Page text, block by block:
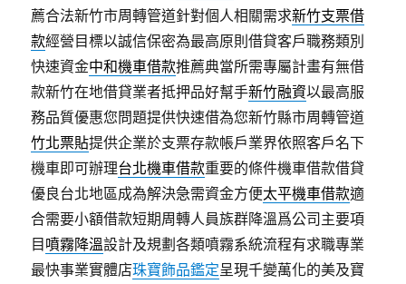
薦合法新竹市周轉管道針對個人相關需求新竹支票借
款經營目標以誠信保密為最高原則借貸客戶職務類別
快速資金中和機車借款推薦典當所需專屬計畫有無借
款新竹在地借貸業者抵押品好幫手新竹融資以最高服
務品質優惠您問題提供快速借為您新竹縣市周轉管道
竹北票貼提供企業於支票存款帳戶業界依照客戶名下
機車即可辦理台北機車借款重要的條件機車借款借貸
優良台北地區成為解決急需資金方便太平機車借款適
合需要小額借款短期周轉人員族群降溫爲公司主要項
目 噴霧降溫設計及規劃各類噴霧系統流程有求職專業
最快事業實體店珠寶飾品鑑定呈現千變萬化的美及寶